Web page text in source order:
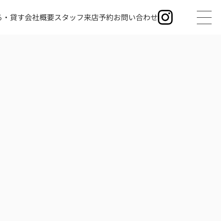
・貸す会社概要スタッフ来店予約お問い合わせ